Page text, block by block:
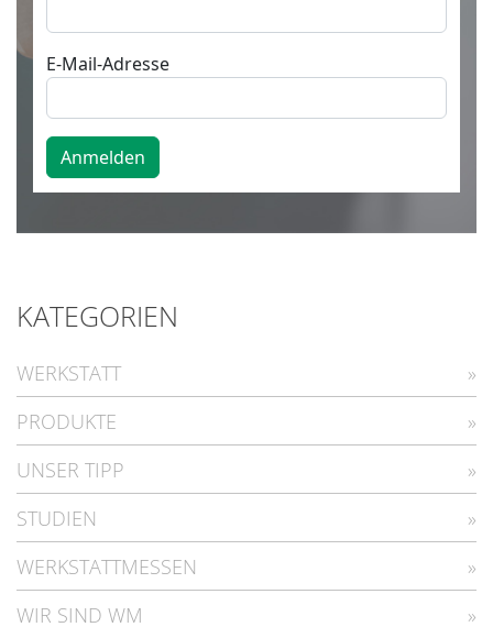
KATEGORIEN
WERKSTATT
PRODUKTE
UNSER TIPP
STUDIEN
WERKSTATTMESSEN
WIR SIND WM